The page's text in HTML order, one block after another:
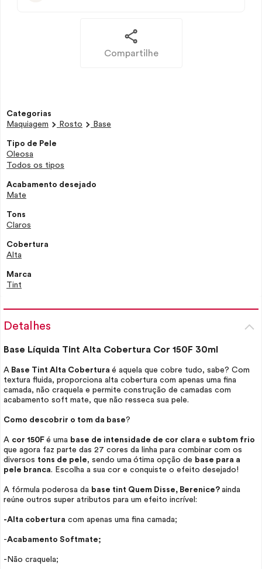
Compartilhe
Categorias
Maquiagem
Rosto Base
Tipo de Pele
Oleosa
Todos os tipos
Acabamento desejado
Mate
Tons
Claros
Cobertura
Alta
Marca
Tint
Detalhes
Base Líquida Tint Alta Cobertura Cor 150F 30ml
A Base Tint Alta Cobertura é aquela que cobre tudo, sabe? Com
textura fluida, proporciona alta cobertura com apenas uma fina
camada, não craquela e permite construção de camadas com
acabamento soft mate, que não resseca sua pele.
Como descobrir o tom da base?
A cor 150F é uma base de intensidade de cor clara e subtom frio
que agora faz parte das 27 cores da linha para combinar com os
diversos tons de pele, sendo uma ótima opção de base para a
pele branca. Escolha a sua cor e conquiste o efeito desejado!
A fórmula poderosa da base tint Quem Disse, Berenice? ainda
reúne outros super atributos para um efeito incrível:
-Alta cobertura com apenas uma fina camada;
-Acabamento Softmate;
-Não craquela;